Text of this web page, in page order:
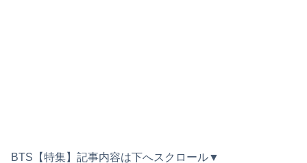
BTS【特集】記事内容は下へスクロール▼